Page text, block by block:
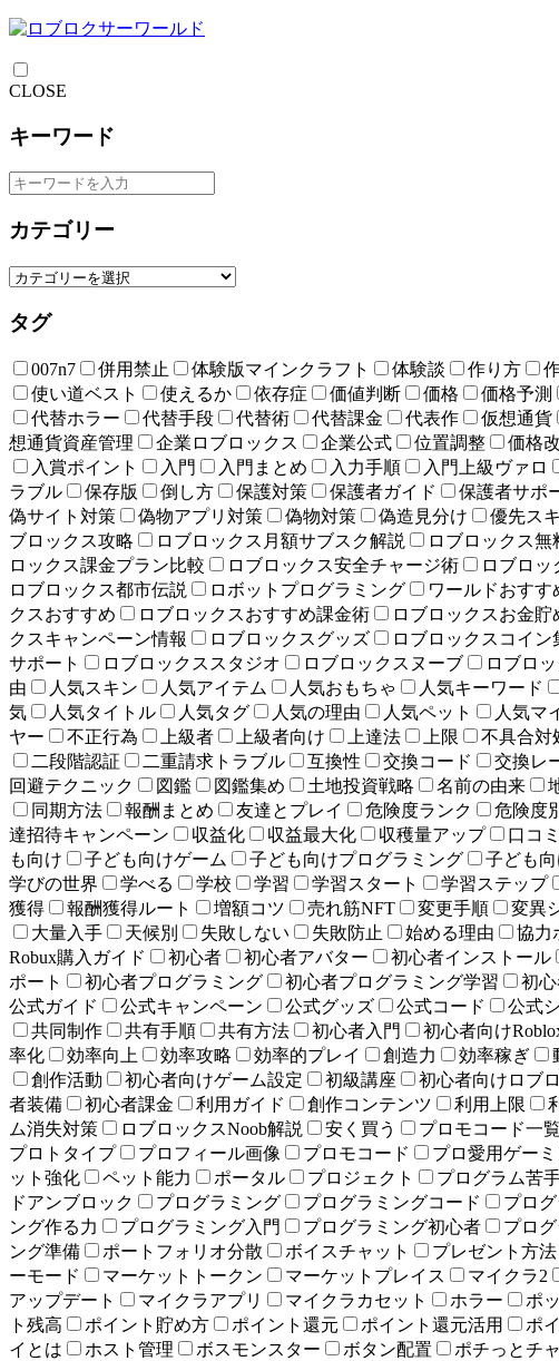
CLOSE
キーワード
カテゴリー
タグ
007n7 併用禁止 体験版マインクラフト 体験談 作り方
使い道ベスト
使えるか 依存症 価値判断 価格 価格予測
代替ホラー
代替手段 代替術 代替課金 代表作 仮想通貨
想通貨資産管理
企業ロブロックス 企業公式 位置調整 価格
入賞ポイント
入門 入門まとめ 入力手順 入門上級ヴァロ
ラブル
保存版 倒し方 保護対策 保護者ガイド 保護者サポ
偽サイト対策
偽物アプリ対策 偽物対策 偽造見分け 優先ス
ブロックス攻略
ロブロックス月額サブスク解説 ロブロックス無
ロックス課金プラン比較
ロブロックス安全チャージ術 ロブロッ
ロブロックス都市伝説
ロボットプログラミング ワールドおすす
クスおすすめ
ロブロックスおすすめ課金術 ロブロックスお金貯
クスキャンペーン情報
ロブロックスグッズ ロブロックスコイン
サポート
ロブロックススタジオ ロブロックスヌーブ ロブロ
由
人気スキン 人気アイテム 人気おもちゃ 人気キーワード
気
人気タイトル 人気タグ 人気の理由 人気ペット 人気マ
ヤー
不正行為 上級者 上級者向け 上達法 上限 不具合対
二段階認証
二重請求トラブル 互換性 交換コード 交換レ
回避テクニック
図鑑 図鑑集め 土地投資戦略 名前の由来
同期方法
報酬まとめ 友達とプレイ 危険度ランク 危険度
達招待キャンペーン
収益化 収益最大化 収穫量アップ 口コ
も向け
子ども向けゲーム 子ども向けプログラミング 子ども
学びの世界
学べる 学校 学習 学習スタート 学習ステップ
獲得
報酬獲得ルート 増額コツ 売れ筋NFT 変更手順 変異
大量入手
天候別 失敗しない 失敗防止 始める理由 協力
Robux購入ガイド
初心者 初心者アバター 初心者インストール
ポート
初心者プログラミング 初心者プログラミング学習 初心
公式ガイド
公式キャンペーン 公式グッズ 公式コード 公式
共同制作
共有手順 共有方法 初心者入門 初心者向け
率化
効率向上 効率攻略 効率的プレイ 創造力 効率稼ぎ
創作活動
初心者向けゲーム設定 初級講座 初心者向けロブ
者装備
初心者課金 利用ガイド 創作コンテンツ 利用上限
ム消失対策
ロブロックスNoob解説 安く買う プロモコード一覧
プロトタイプ
プロフィール画像 プロモコード プロ愛用ゲー
ット強化
ペット能力 ポータル プロジェクト プログラム苦
ドアンブロック
プログラミング プログラミングコード プロ
ング作る力
プログラミング入門 プログラミング初心者 プロ
ング準備
ポートフォリオ分散 ボイスチャット プレゼント方法
ーモード
マーケットトークン マーケットプレイス マイクラ2
アップデート
マイクラアプリ マイクラカセット ホラー ポ
ト残高
ポイント貯め方 ポイント還元 ポイント還元活用 ポ
イとは
ホスト管理 ボスモンスター ボタン配置 ポチっとチ